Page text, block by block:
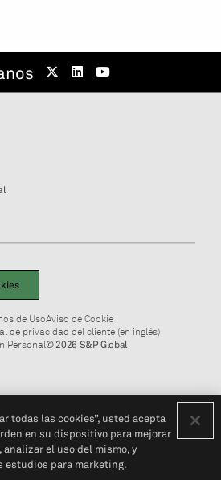
de UsoAviso de Cookie
de privacidad del cliente (en inglés)
Personal© 2026 S&P Global
todas las cookies”, usted acepta
en su dispositivo para mejorar
el uso del mismo, y
estudios para marketing.